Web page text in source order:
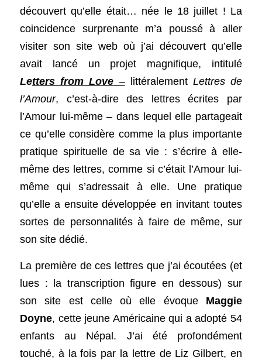
découvert qu’elle était… née le 18 juillet ! La
coincidence surprenante m’a poussé à aller
visiter son site web où j’ai découvert qu’elle
Letters from Love – littéralement Lettres de
l’Amour, c’est-à-dire des lettres écrites par
l’Amour lui-même – dans lequel elle partageait
ce qu’elle considère comme la plus importante
pratique spirituelle de sa vie : s’écrire à elle-
même des lettres, comme si c’était l’Amour lui-
même qui s’adressait à elle. Une pratique
qu’elle a ensuite développée en invitant toutes
sortes de personnalités à faire de même, sur
son site dédié.
La première de ces lettres que j’ai écoutées (et
lues : la transcription figure en dessous) sur
son site est celle où elle évoque Maggie
Doyne, cette jeune Américaine qui a adopté 54
enfants au Népal. J’ai été profondément
touché, à la fois par la lettre de Liz Gilbert, en